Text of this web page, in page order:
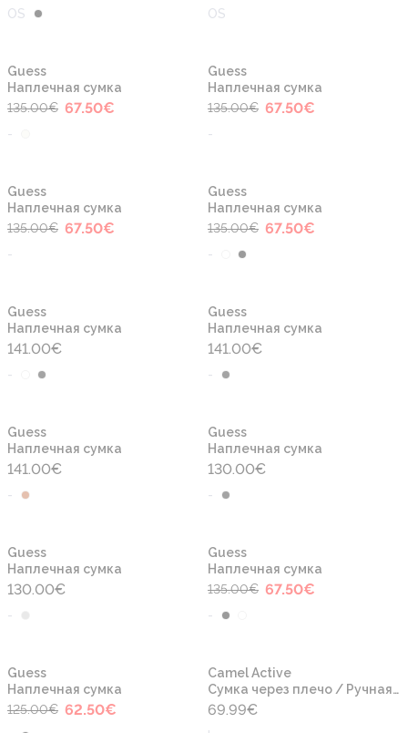
OS OS
Guess
Наплечная сумка
135.00€ 67.50€
-
Guess
Наплечная сумка
135.00€ 67.50€
-
Guess
Наплечная сумка
135.00€ 67.50€
-
Guess
Наплечная сумка
135.00€ 67.50€
-
Guess
Наплечная сумка
141.00€
-
Guess
Наплечная сумка
141.00€
-
Guess
Наплечная сумка
141.00€
-
Guess
Наплечная сумка
130.00€
-
Guess
Наплечная сумка
130.00€
-
Guess
Наплечная сумка
135.00€ 67.50€
-
Guess
Наплечная сумка
125.00€ 62.50€
Camel Active
Сумка через плечо / Ручная сумочка
69.99€